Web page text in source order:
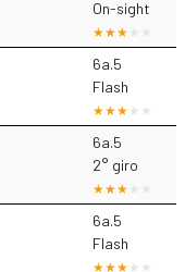
On-sight
6a.5
Flash
6a.5
2° giro
6a.5
Flash